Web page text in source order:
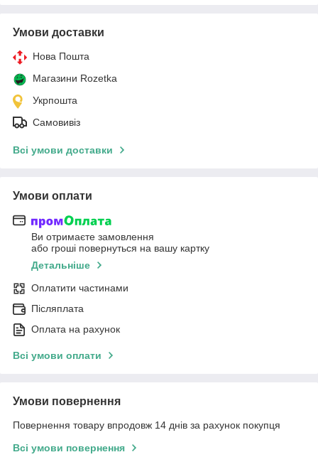
Умови доставки
Нова Пошта
Магазини Rozetka
Укрпошта
Самовивіз
Всі умови доставки
Умови оплати
Ви отримаєте замовлення
або гроші повернуться на вашу картку
Детальніше
Оплатити частинами
Післяплата
Оплата на рахунок
Всі умови оплати
Умови повернення
Повернення товару впродовж 14 днів за рахунок покупця
Всі умови повернення